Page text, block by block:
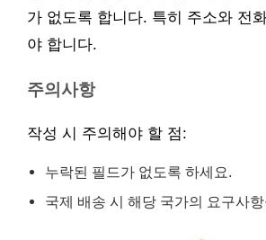
가 없도록 합니다. 특히 주소와 전
야 합니다.
주의사항
작성 시 주의해야 할 점:
누락된 필드가 없도록 하세요.
국제 배송 시 해당 국가의 요구사항